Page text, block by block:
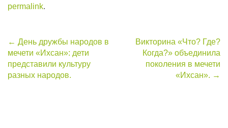
permalink.
Post
navigation
← День дружбы народов в
мечети «Ихсан»: дети
представили культуру
разных народов.
Викторина «Что? Где?
Когда?» объединила
поколения в мечети
«Ихсан». →